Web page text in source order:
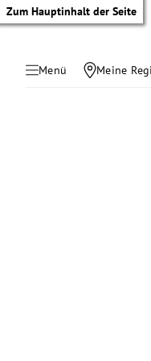
Zum Hauptinhalt der Seite
Menü Meine